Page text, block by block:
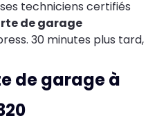
techniciens certifiés
de garage
30 minutes plus tard,
de garage à